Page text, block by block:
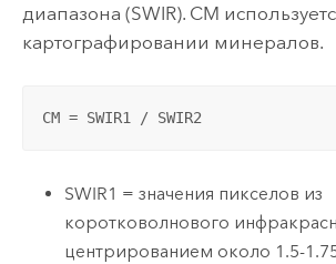
диапазона (SWIR). CM
картографировании минералов.
CM = SWIR1 / SWIR2
SWIR1 = значения пикселов из
коротковолнового
центрированием около 1.5-